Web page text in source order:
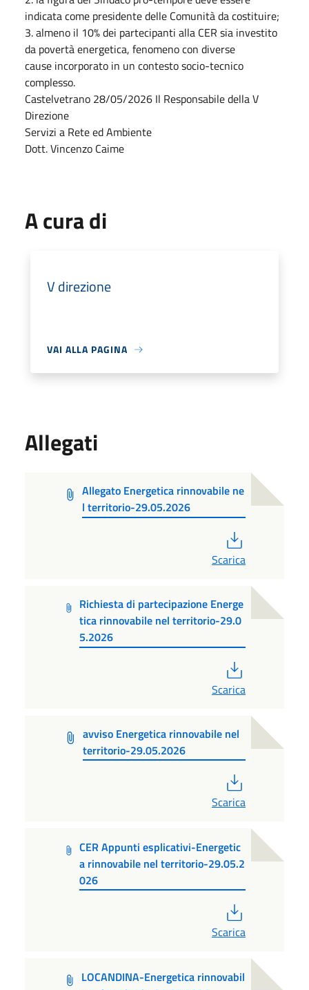
indicata come presidente delle Comunità da costituire;
3. almeno il 10% dei partecipanti alla CER sia investito
da povertà energetica, fenomeno con diverse
cause incorporato in un contesto socio-tecnico
complesso.
Castelvetrano 28/05/2026 Il Responsabile della V
Direzione
Servizi a Rete ed Ambiente
Dott. Vincenzo Caime
A cura di
V direzione
VAI ALLA PAGINA
Allegati
Allegato Energetica rinnovabile ne
l territorio-29.05.2026
Scarica
Richiesta di partecipazione Energe
tica rinnovabile nel territorio-29.0
5.2026
Scarica
avviso Energetica rinnovabile nel
territorio-29.05.2026
Scarica
CER Appunti esplicativi-Energetic
a rinnovabile nel territorio-29.05.2
026
Scarica
LOCANDINA-Energetica rinnovabil